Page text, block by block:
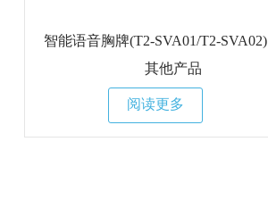
智能语音胸牌(T2-SVA01/T2-SVA02)
其他产品
阅读更多